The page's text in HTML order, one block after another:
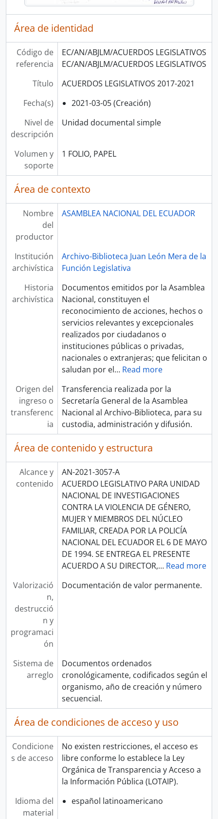
Área de identidad
Código de
referencia
EC/AN/ABJLM/ACUERDOS LEGISLATIVOS
EC/AN/ABJLM/ACUERDOS LEGISLATIVOS
Título
ACUERDOS LEGISLATIVOS 2017-2021
Fecha(s)
2021-03-05 (Creación)
Nivel de
descripción
Unidad documental simple
Volumen y
soporte
1 FOLIO, PAPEL
Área de contexto
Nombre
del
productor
ASAMBLEA NACIONAL DEL ECUADOR
Institución
archivística
Archivo-Biblioteca Juan León Mera de la
Función Legislativa
Historia
archivística
Documentos emitidos por la Asamblea
Nacional, constituyen el
reconocimiento de acciones, hechos o
servicios relevantes y excepcionales
realizados por ciudadanos o
instituciones públicas o privadas,
nacionales o extranjeras; que felicitan o
saludan por el… Read more
Origen del
ingreso o
transferenc
ia
Transferencia realizada por la
Secretaría General de la Asamblea
Nacional al Archivo-Biblioteca, para su
custodia, administración y difusión.
Área de contenido y estructura
Alcance y
contenido
AN-2021-3057-A
ACUERDO LEGISLATIVO PARA UNIDAD
NACIONAL DE INVESTIGACIONES
CONTRA LA VIOLENCIA DE GÉNERO,
MUJER Y MIEMBROS DEL NÚCLEO
FAMILIAR, CREADA POR LA POLICÍA
NACIONAL DEL ECUADOR EL 6 DE MAYO
DE 1994. SE ENTREGA EL PRESENTE
ACUERDO A SU DIRECTOR,… Read more
Valorizació
n,
destrucció
n y
programaci
ón
Documentación de valor permanente.
Sistema de
arreglo
Documentos ordenados
cronológicamente, codificados según el
organismo, año de creación y número
secuencial.
Área de condiciones de acceso y uso
Condicione
s de acceso
No existen restricciones, el acceso es
libre conforme lo establece la Ley
Orgánica de Transparencia y Acceso a
la Información Pública (LOTAIP).
Idioma del
material
español latinoamericano